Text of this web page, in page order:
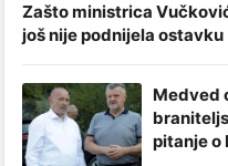
Zašto ministrica
još nije podnijela ostavku
Medved
pitanje o